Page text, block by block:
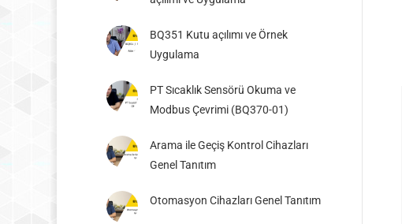
BQ351 Kutu açılımı ve Örnek
Uygulama
PT Sıcaklık Sensörü Okuma ve
Modbus Çevrimi (BQ370-01)
Arama ile Geçiş Kontrol Cihazları
Genel Tanıtım
Otomasyon Cihazları Genel Tanıtım